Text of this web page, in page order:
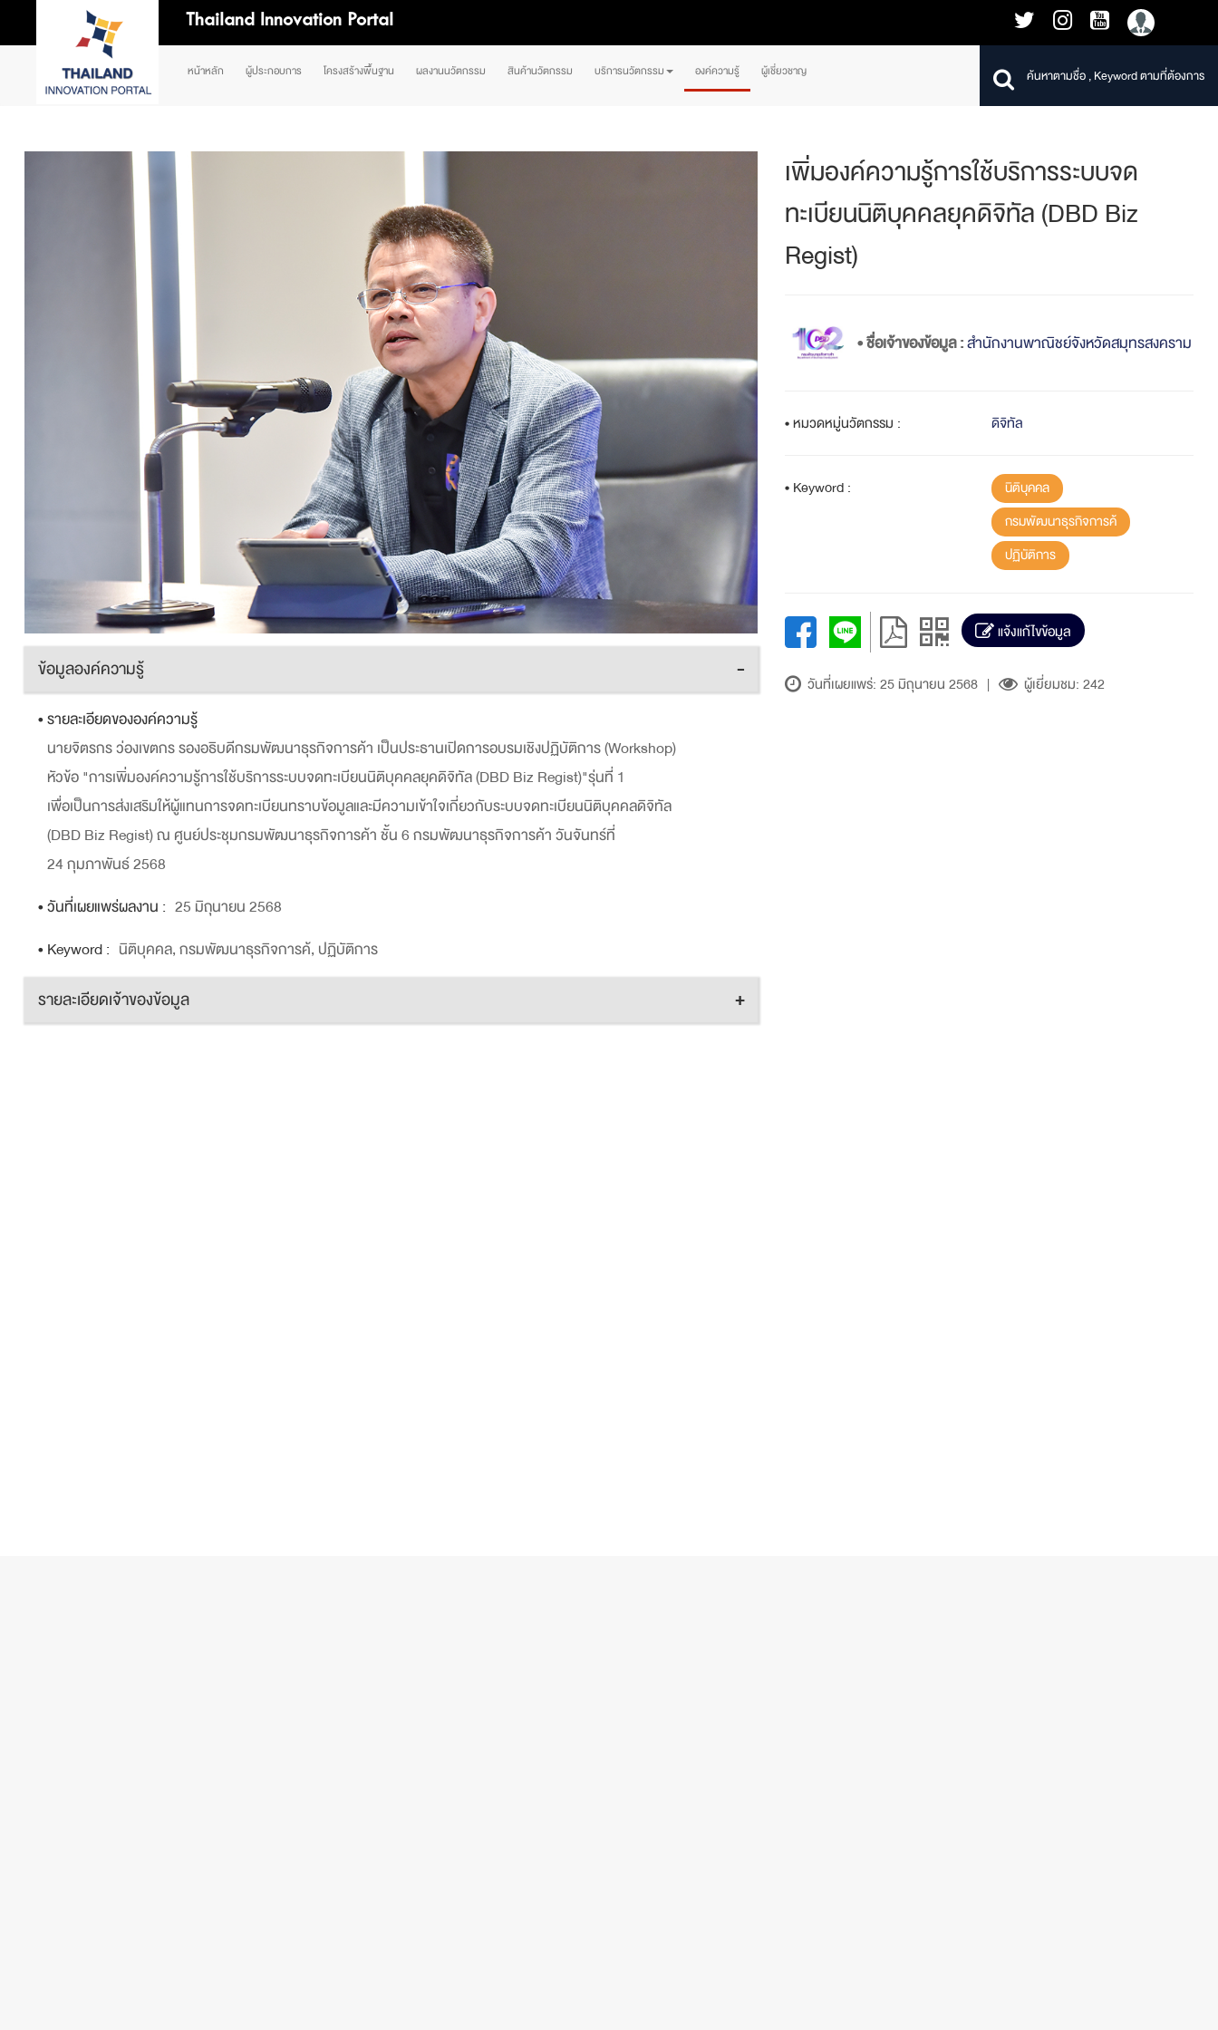
Thailand Innovation Portal
หน้าหลัก ผู้ประกอบการ โครงสร้างพื้นฐาน ผลงานนวัตกรรม สินค้านวัตกรรม บริการนวัตกรรม องค์ความรู้ ผู้เชี่ยวชาญ
ข้อมูลองค์ความรู้ -
• รายละเอียดขององค์ความรู้
นายจิตรกร ว่องเขตกร รองอธิบดีกรมพัฒนาธุรกิจการค้า เป็นประธานเปิดการอบรมเชิงปฏิบัติการ (Workshop)
หัวข้อ "การเพิ่มองค์ความรู้การใช้บริการระบบจดทะเบียนนิติบุคคลยุคดิจิทัล (DBD Biz Regist)"รุ่นที่ 1
เพื่อเป็นการส่งเสริมให้ผู้แทนการจดทะเบียนทราบข้อมูลและมีความเข้าใจเกี่ยวกับระบบจดทะเบียนนิติบุคคลดิจิทัล
(DBD Biz Regist) ณ ศูนย์ประชุมกรมพัฒนาธุรกิจการค้า ชั้น 6 กรมพัฒนาธุรกิจการค้า วันจันทร์ที่
24 กุมภาพันธ์ 2568
• วันที่เผยแพร่ผลงาน : 25 มิถุนายน 2568
• Keyword : นิติบุคคล, กรมพัฒนาธุรกิจการค้, ปฏิบัติการ
รายละเอียดเจ้าของข้อมูล +
เพิ่มองค์ความรู้การใช้บริการระบบจด
ทะเบียนนิติบุคคลยุคดิจิทัล (DBD Biz
Regist)
• ชื่อเจ้าของข้อมูล :สำนักงานพาณิชย์จังหวัดสมุทรสงคราม
• หมวดหมู่นวัตกรรม : ดิจิทัล
• Keyword :
นิติบุคคล
กรมพัฒนาธุรกิจการค้
ปฏิบัติการ
แจ้งแก้ไขข้อมูล
วันที่เผยแพร่: 25 มิถุนายน 2568 | ผู้เยี่ยมชม: 242